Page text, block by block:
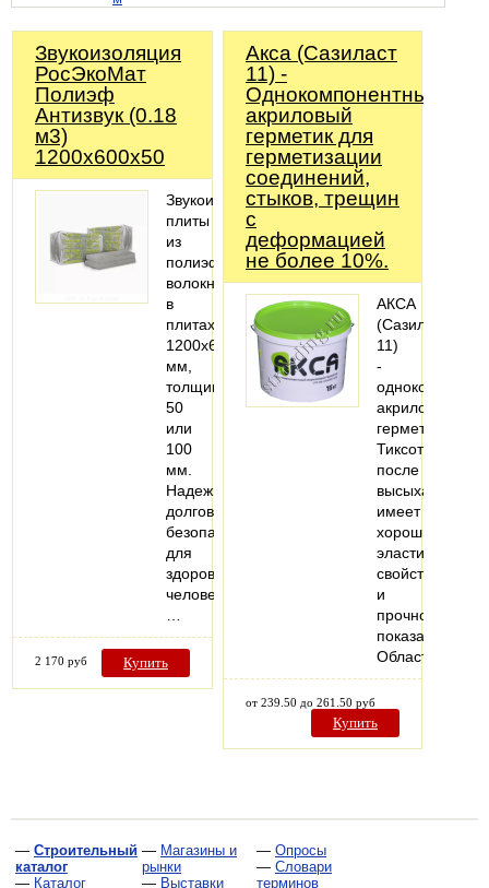
Звукоизоляция
РосЭкоМат
Полиэф
Антизвук (0.18
м3)
1200х600х50
Звукоизоляционные
плиты
из
полиэфирного
волокна
в
плитах
1200х600
мм,
толщиной
50
или
100
мм.
Надежные,
долговечные,
безопасные
для
здоровья
человека.
2 170 руб Купить
Акса (Сазиласт
11) -
Однокомпонентный
акриловый
герметик для
герметизации
соединений,
стыков, трещин
с
деформацией
не более 10%.
АКСА
(Сазиласт
11)
-
акриловый
герметик.
Тиксотропен,
после
высыхания
имеет
хорошие
эластичные
свойства
и
прочностные
показатели.
Область…
от 239.50 до 261.50 руб
Купить
— Строительный
каталог
— Каталог
— Магазины и
рынки
— Выставки
— Опросы
— Словари
терминов